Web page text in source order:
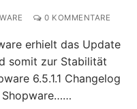
0 KOMMENTARE
erhielt das Update
somit zur Stabilität
6.5.1.1 Changelog
Shopware……